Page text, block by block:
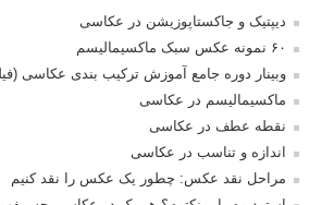
دیپتیک و جاکستا‌پوزیشن در عکاسی
۶۰ نمونه عکس سبک ماکسیمالیسم
وبینار دوره جامع آموزش ترکیب بندی عکاسی
ماکسیمالیسم در عکاسی
نقطه عطف در عکاسی
اندازه و تناسب در عکاسی
مراحل نقد عکس: چطور یک عکس را نقد کنیم